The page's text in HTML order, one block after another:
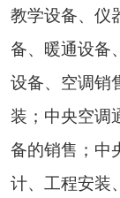
教学设备、仪
备、暖通设备
设备、空调销
装；中央空调
备的销售；中
计、工程安装